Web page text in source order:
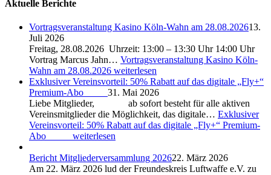
Aktuelle Berichte
Vortragsveranstaltung Kasino Köln-Wahn am 28.08.202613.
Juli 2026
Freitag, 28.08.2026 Uhrzeit: 13:00 – 13:30 Uhr 14:00 Uhr
Vortrag Marcus Jahn… Vortragsveranstaltung Kasino Köln-
Wahn am 28.08.2026 weiterlesen
Exklusiver Vereinsvorteil: 50% Rabatt auf das digitale „Fly+“
Premium-Abo 31. Mai 2026
Liebe Mitglieder, ab sofort besteht für alle aktiven
Vereinsmitglieder die Möglichkeit, das digitale… Exklusiver
Vereinsvorteil: 50% Rabatt auf das digitale „Fly+“ Premium-
Abo weiterlesen
Bericht Mitgliederversammlung 202622. März 2026
Am 22. März 2026 lud der Freundeskreis Luftwaffe e.V. zu